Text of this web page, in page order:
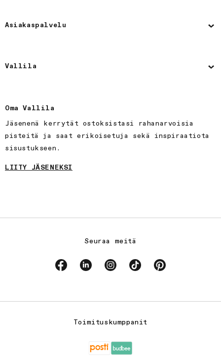
Asiakaspalvelu
Vallila
Oma Vallila
Jäsenenä kerrytät ostoksistasi rahanarvoisia
pisteitä ja saat erikoisetuja sekä inspiraatiota
sisustukseen.
LIITY JÄSENEKSI
Seuraa meitä
FacebookLinkedinInstagramTikTokPinterest
Toimituskumppanit